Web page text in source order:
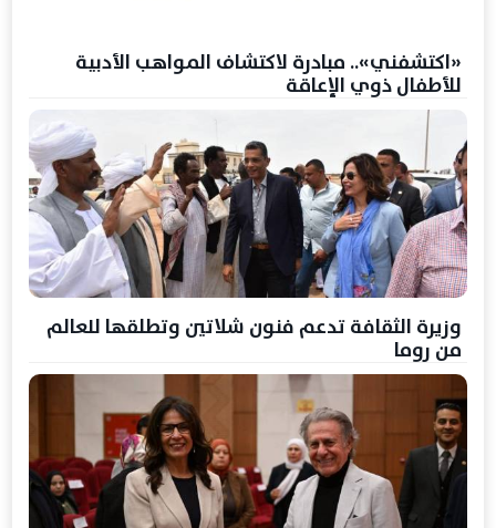
«اكتشفني».. مبادرة لاكتشاف المواهب الأدبية
للأطفال ذوي الإعاقة
وزيرة الثقافة تدعم فنون شلاتين وتطلقها للعالم
من روما